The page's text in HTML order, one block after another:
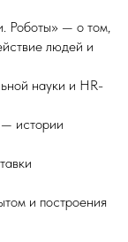
Роботы» — о том,
людей и
науки и HR-
истории
и построения